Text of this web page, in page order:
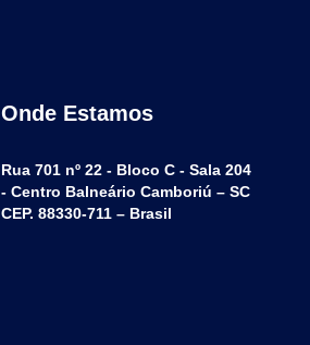
Onde Estamos
Rua 701 nº 22 - Bloco C - Sala 204
- Centro Balneário Camboriú – SC
CEP. 88330-711 – Brasil